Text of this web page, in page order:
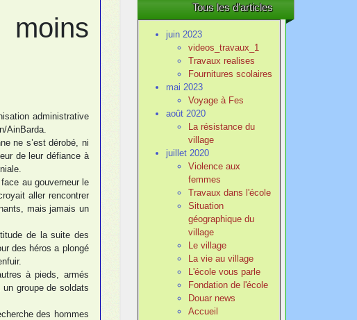
Tous les d'articles
juin 2023
videos_travaux_1
Travaux realises
Fournitures scolaires
mai 2023
Voyage à Fes
août 2020
La résistance du
village
juillet 2020
Violence aux
femmes
Travaux dans l'école
Situation
géographique du
village
Le village
La vie au village
L'école vous parle
Fondation de l'école
Douar news
Accueil
administrative
AinBarda.
ne s’est dérobé, ni
de leur défiance à
au gouverneur le
aller rencontrer
mais jamais un
de la suite des
des héros a plongé
à pieds, armés
groupe de soldats
des hommes